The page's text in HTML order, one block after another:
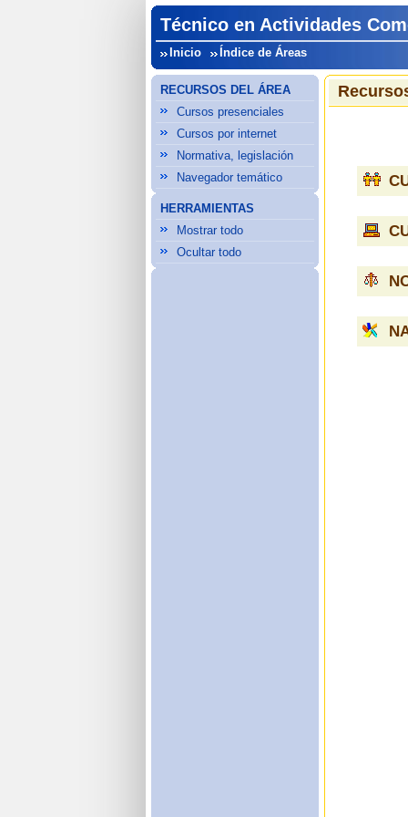
Técnico en Actividades
Inicio Índice de Áreas
RECURSOS DEL ÁREA
Cursos presenciales
Cursos por internet
Normativa, legislación
Navegador temático
HERRAMIENTAS
Mostrar todo
Ocultar todo